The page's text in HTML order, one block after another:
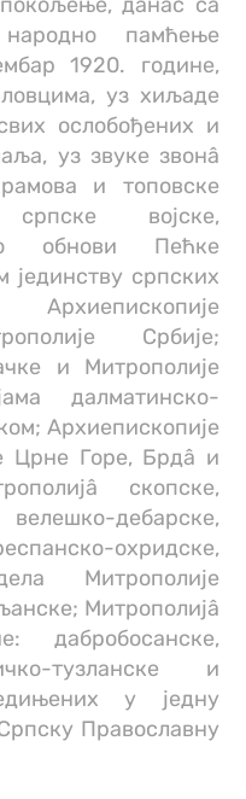
памћење
1920. године,
уз хиљаде
ослобођених и
уз звуке звонâ
и топовске
војске,
обнови Пећке
јединству српских
Србије;
и Митрополије
далматинско-
Архиепископије
Црне Горе, Брдâ и
скопске,
дебарске,
охридске,
Митрополије
Митрополијâ
дабробосанске,
тузланске и
у једну
Православну